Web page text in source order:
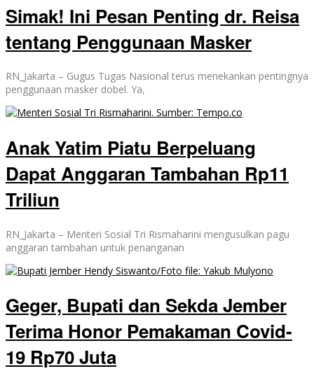
Simak! Ini Pesan Penting dr. Reisa
tentang Penggunaan Masker
RN_Jakarta – Gugus Tugas Nasional terus menekankan pentingnya
penggunaan masker dobel. Ya,
Anak Yatim Piatu Berpeluang
Dapat Anggaran Tambahan Rp11
Triliun
RN_Jakarta – Menteri Sosial Tri Rismaharini mengusulkan pagu
anggaran tambahan untuk penanganan
Geger, Bupati dan Sekda Jember
Terima Honor Pemakaman Covid-
19 Rp70 Juta